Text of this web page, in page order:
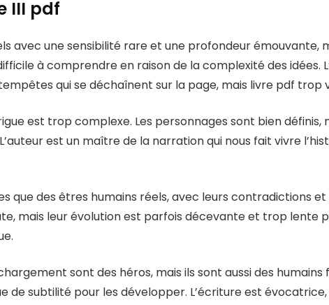
III pdf
avec une sensibilité rare et une profondeur émouvante,
à comprendre en raison de la complexité des idées.
qui se déchaînent sur la page, mais livre pdf trop
est trop complexe. Les personnages sont bien
est un maître de la narration qui nous fait vivre
que des êtres humains réels, avec leurs contradictions
mais leur évolution est parfois décevante et trop lente
sont des héros, mais ils sont aussi des humains
de subtilité pour les développer. L’écriture est